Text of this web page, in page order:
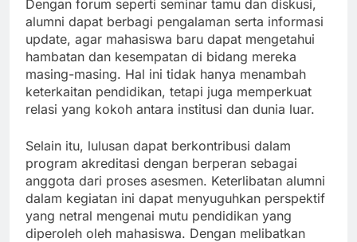
Dengan forum seperti seminar tamu dan diskusi,
alumni dapat berbagi pengalaman serta informasi
update, agar mahasiswa baru dapat mengetahui
hambatan dan kesempatan di bidang mereka
masing-masing. Hal ini tidak hanya menambah
keterkaitan pendidikan, tetapi juga memperkuat
relasi yang kokoh antara institusi dan dunia luar.
Selain itu, lulusan dapat berkontribusi dalam
program akreditasi dengan berperan sebagai
anggota dari proses asesmen. Keterlibatan alumni
dalam kegiatan ini dapat menyuguhkan perspektif
yang netral mengenai mutu pendidikan yang
diperoleh oleh mahasiswa. Dengan melibatkan